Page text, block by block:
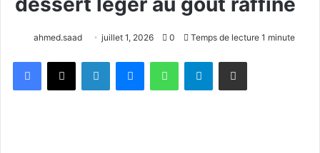
ahmed.saad juillet 1, 2026 0 Temps de lecture 1 minute
Telegram